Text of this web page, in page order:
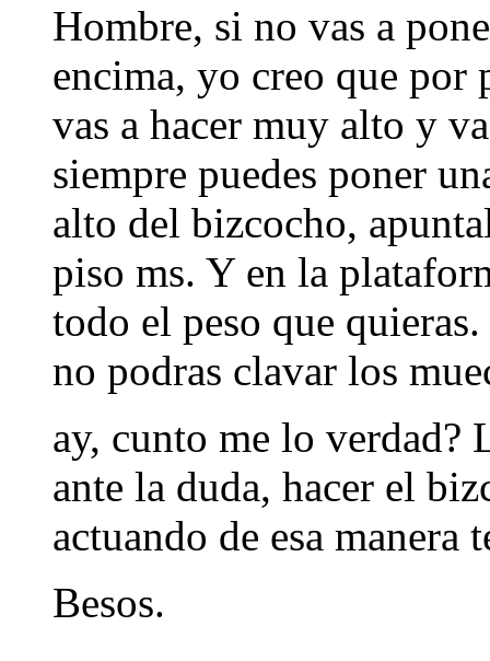
Hombre, si no vas a
encima, yo creo que por
vas a hacer muy alto y
siempre puedes poner
alto del bizcocho,
piso ms. Y en la
todo el peso que
no podras clavar los
ay, cunto me lo verdad?
ante la duda, hacer el
actuando de esa manera
Besos.